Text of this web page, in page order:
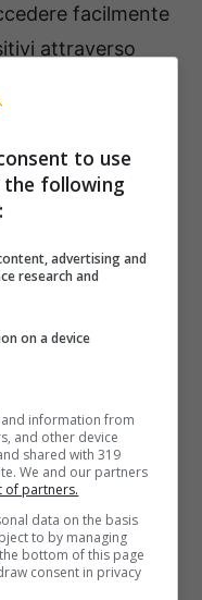
facilmente
attraverso
vocali
migliore
dotati di
Alexa, si
video su
cambiare
dispositivi che
dal proprio
giochi e foto,
La tecnologia di
di
facilità da
to use
following
advertising and
research and
on a device
information from
and other device
shared with 319
We and our partners
of partners.
data on the basis
to by managing
bottom of this page
consent in privacy